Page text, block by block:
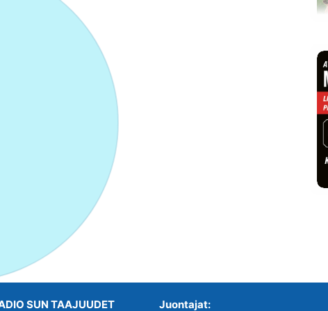
SUN TAAJUUDET Juontajat: